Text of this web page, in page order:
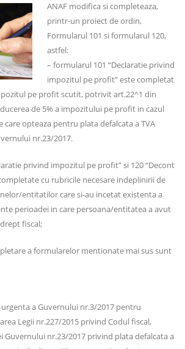
ANAF modifica si completeaza,
printr-un proiect de ordin,
Formularul 101 si formularul 120,
astfel:
– formularul 101 “Declaratie privind
impozitul pe profit” este completat
pe profit scutit, potrivit art.22^1 din
de 5% a impozitului pe profit in cazul
care opteaza pentru plata defalcata a TVA
nr.23/2017.
privind impozitul pe profit” si 120 “Decont
cu rubricile necesare indeplinirii de
entitatilor care si-au incetat existenta a
perioadei in care persoana/entitatea a avut
fiscal;
a formularelor mentionate mai sus sunt
a Guvernului nr.3/2017 pentru
Legii nr.227/2015 privind Codul fiscal,
Guvernului nr.23/2017 privind plata defalcata a